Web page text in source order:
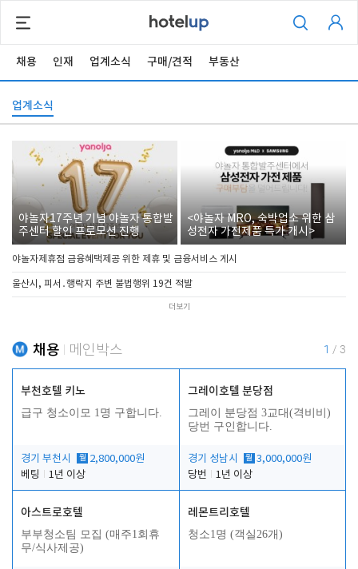
채용 인재 업계소식 구매/견적 부동산
업계소식
야놀자17주년 기념 야놀자 통합발
주센터 할인 프로모션 진행
<야놀자 MRO, 숙박업소 위한 삼
성전자 가전제품 특가 개시>
야놀자제휴점 금융혜택제공 위한 제휴 및 금융서비스 게시
울산시, 피서․행락지 주변 불법행위 19건 적발
더보기
채용 메인박스 1 / 3
부천호텔 키노
급구 청소이모 1명 구합니다.
경기 부천시 월 2,800,000원
베팅
1년 이상
그레이호텔 분당점
그레이 분당점 3교대(격비비)
당번 구인합니다.
경기 성남시 월 3,000,000원
당번
1년 이상
아스트로호텔
부부청소팀 모집 (매주1회휴
무/식사제공)
레몬트리호텔
청소1명 (객실26개)